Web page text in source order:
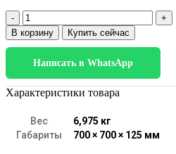
Количество
товара
Потолочный
светильник
CCT
90331/2
В корзину Купить сейчас
Написать в WhatsApp
Характеристики товара
Вес
6,975 кг
Габариты
700 × 700 × 125 мм